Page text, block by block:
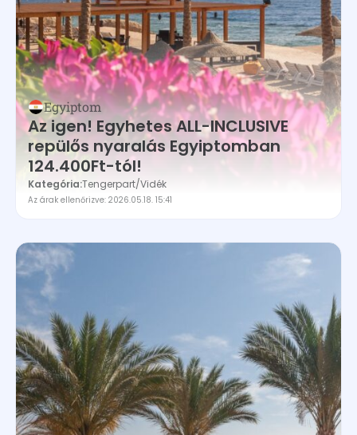
Egyiptom
Az igen! Egyhetes ALL-INCLUSIVE
repülős nyaralás Egyiptomban
124.400Ft-tól!
Kategória:Tengerpart/Vidék
Az árak ellenőrizve: 2026.05.18. 15:41